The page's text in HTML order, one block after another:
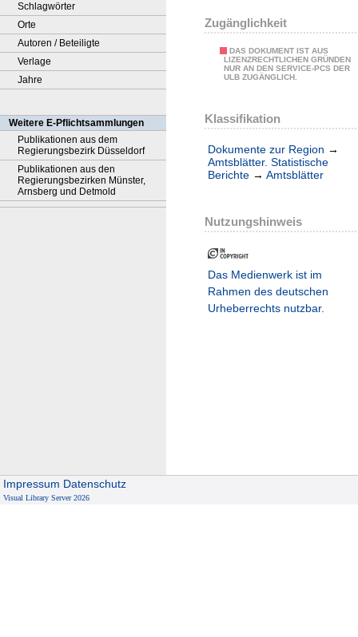
Schlagwörter
Orte
Autoren / Beteiligte
Verlage
Jahre
Weitere E-Pflichtsammlungen
Publikationen aus dem
Regierungsbezirk Düsseldorf
Publikationen aus den
Regierungsbezirken Münster,
Arnsberg und Detmold
Zugänglichkeit
DAS DOKUMENT IST AUS
LIZENZRECHTLICHEN GRÜNDEN
NUR AN DEN SERVICE-PCS DER
ULB ZUGÄNGLICH.
Klassifikation
Dokumente zur Region →
Amtsblätter. Statistische
Berichte → Amtsblätter
Nutzungshinweis
Das Medienwerk ist im
Rahmen des deutschen
Urheberrechts nutzbar.
Impressum Datenschutz
Visual Library Server 2026